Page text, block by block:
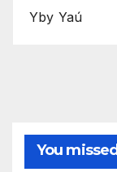
Yby Yaú
You missed